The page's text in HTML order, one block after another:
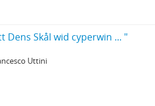
Dens Skål wid cyperwin ... "
Uttini